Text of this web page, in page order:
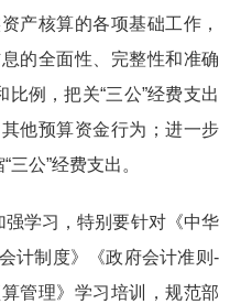
产核算的各项基础工作，
的全面性、完整性和准确
比例，把关“三公”经费支出
他预算资金行为；进一步
三公”经费支出。
学习，特别要针对《中华
计制度》《政府会计准则-
管理》学习培训，规范部